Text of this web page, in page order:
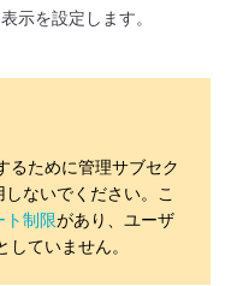
示を設定します。
るために管理サブセク
ないでください。こ
ト制限があり、ユーザ
していません。